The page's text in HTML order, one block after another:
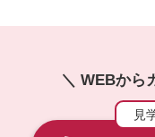
＼ WEBから
見